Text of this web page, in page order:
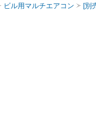
ビル用マルチエアコン [別